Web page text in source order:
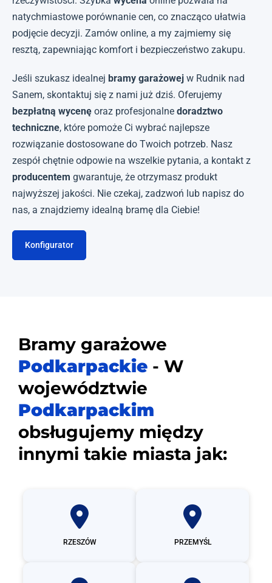
natychmiastowe porównanie cen, co znacząco ułatwia
podjęcie decyzji. Zamów online, a my zajmiemy się
resztą, zapewniając komfort i bezpieczeństwo zakupu.
Jeśli szukasz idealnej bramy garażowej w Rudnik nad
Sanem, skontaktuj się z nami już dziś. Oferujemy
bezpłatną wycenę oraz profesjonalne doradztwo
techniczne, które pomoże Ci wybrać najlepsze
rozwiązanie dostosowane do Twoich potrzeb. Nasz
zespół chętnie odpowie na wszelkie pytania, a kontakt z
producentem gwarantuje, że otrzymasz produkt
najwyższej jakości. Nie czekaj, zadzwoń lub napisz do
nas, a znajdziemy idealną bramę dla Ciebie!
Konfigurator
Bramy garażowe
Podkarpackie - W
województwie
Podkarpackim
obsługujemy między
innymi takie miasta jak:
RZESZÓW PRZEMYŚL